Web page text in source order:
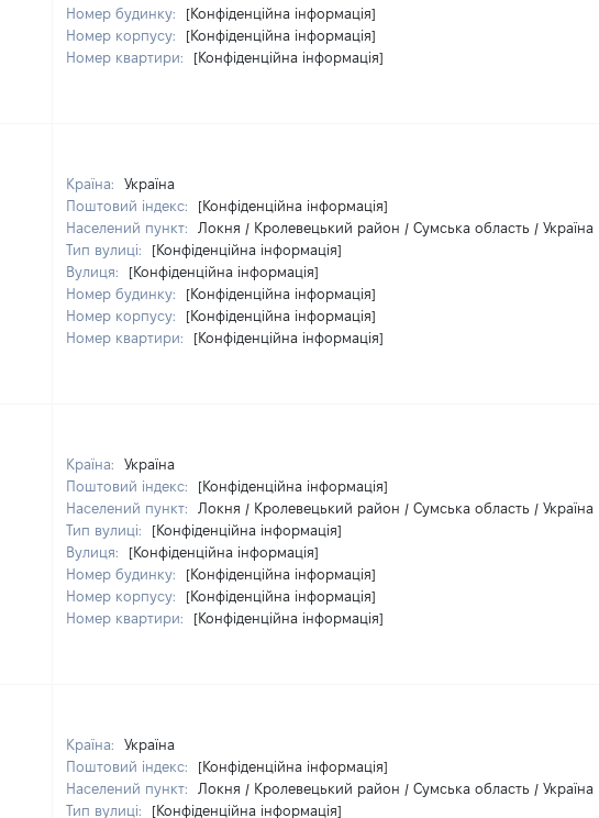
Номер будинку:
[Конфіденційна інформація]
Номер корпусу:
[Конфіденційна інформація]
Номер квартири:
[Конфіденційна інформація]
Країна:
Україна
Поштовий індекс:
[Конфіденційна інформація]
Населений пункт:
Локня / Кролевецький район / Сумська область / Україна
Тип вулиці:
[Конфіденційна інформація]
Вулиця:
[Конфіденційна інформація]
Номер будинку:
[Конфіденційна інформація]
Номер корпусу:
[Конфіденційна інформація]
Номер квартири:
[Конфіденційна інформація]
Країна:
Україна
Поштовий індекс:
[Конфіденційна інформація]
Населений пункт:
Локня / Кролевецький район / Сумська область / Україна
Тип вулиці:
[Конфіденційна інформація]
Вулиця:
[Конфіденційна інформація]
Номер будинку:
[Конфіденційна інформація]
Номер корпусу:
[Конфіденційна інформація]
Номер квартири:
[Конфіденційна інформація]
Країна:
Україна
Поштовий індекс:
[Конфіденційна інформація]
Населений пункт:
Локня / Кролевецький район / Сумська область / Україна
Тип вулиці:
[Конфіденційна інформація]